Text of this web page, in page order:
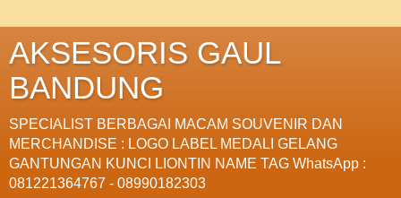
AKSESORIS GAUL
BANDUNG
SPECIALIST BERBAGAI MACAM SOUVENIR DAN
MERCHANDISE : LOGO LABEL MEDALI GELANG
GANTUNGAN KUNCI LIONTIN NAME TAG WhatsApp :
081221364767 - 08990182303